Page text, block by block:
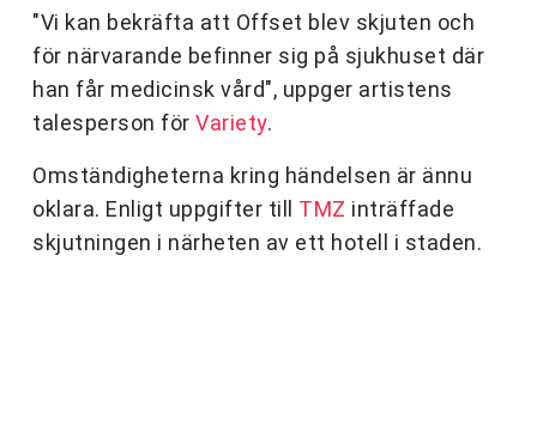
"Vi kan bekräfta att Offset blev skjuten och
för närvarande befinner sig på sjukhuset där
han får medicinsk vård", uppger artistens
talesperson för Variety.
Omständigheterna kring händelsen är ännu
oklara. Enligt uppgifter till TMZ inträffade
skjutningen i närheten av ett hotell i staden.